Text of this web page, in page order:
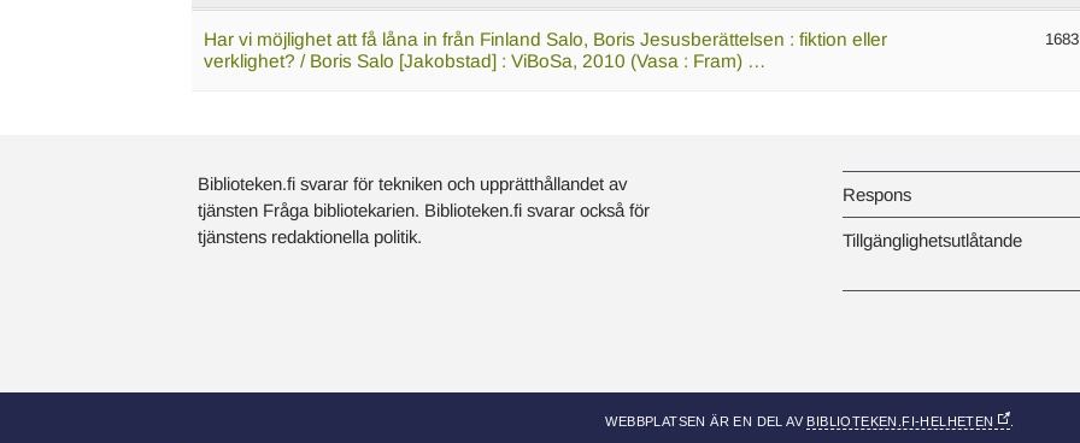
Har vi möjlighet att få låna in från Finland Salo, Boris Jesusberättelsen : fiktion eller
verklighet? / Boris Salo [Jakobstad] : ViBoSa, 2010 (Vasa : Fram) …
1683
Biblioteken.fi svarar för tekniken och upprätthållandet av
tjänsten Fråga bibliotekarien. Biblioteken.fi svarar också för
tjänstens redaktionella politik.
Respons
Tillgänglighetsutlåtande